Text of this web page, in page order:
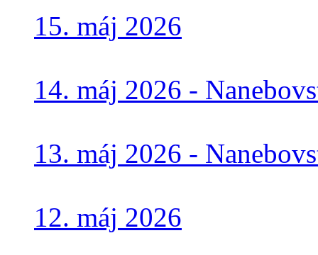
15. máj 2026
14. máj 2026 -
13. máj 2026 -
12. máj 2026